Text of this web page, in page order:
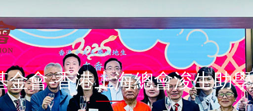
金會-香港上海總會浚生助